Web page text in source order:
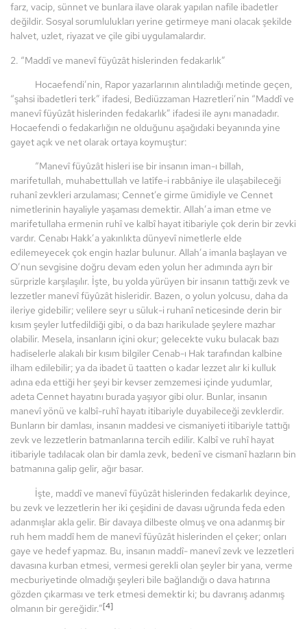
farz, vacip, sünnet ve bunlara ilave olarak yapılan nafile ibadetler
değildir. Sosyal sorumlulukları yerine getirmeye mani olacak şekilde
halvet, uzlet, riyazat ve çile gibi uygulamalardır.
2. “Maddî ve manevî füyûzât hislerinden fedakarlık”
Hocaefendi’nin, Rapor yazarlarının alıntıladığı metinde geçen,
“şahsi ibadetleri terk” ifadesi, Bediüzzaman Hazretleri’nin “Maddî ve
manevî füyûzât hislerinden fedakarlık” ifadesi ile aynı manadadır.
Hocaefendi o fedakarlığın ne olduğunu aşağıdaki beyanında yine
gayet açık ve net olarak ortaya koymuştur:
“Manevî füyûzât hisleri ise bir insanın iman-ı billah,
marifetullah, muhabettullah ve latîfe-i rabbâniye ile ulaşabileceği
ruhanî zevkleri arzulaması; Cennet’e girme ümidiyle ve Cennet
nimetlerinin hayaliyle yaşaması demektir. Allah’a iman etme ve
marifetullaha ermenin ruhî ve kalbî hayat itibariyle çok derin bir zevki
vardır. Cenabı Hakk’a yakınlıkta dünyevî nimetlerle elde
edilemeyecek çok engin hazlar bulunur. Allah’a imanla başlayan ve
O’nun sevgisine doğru devam eden yolun her adımında ayrı bir
sürprizle karşılaşılır. İşte, bu yolda yürüyen bir insanın tattığı zevk ve
lezzetler manevî füyûzât hisleridir. Bazen, o yolun yolcusu, daha da
ileriye gidebilir; velilere seyr u süluk-i ruhanî neticesinde derin bir
kısım şeyler lutfedildiği gibi, o da bazı harikulade şeylere mazhar
olabilir. Mesela, insanların içini okur; gelecekte vuku bulacak bazı
hadiselerle alakalı bir kısım bilgiler Cenab-ı Hak tarafından kalbine
ilham edilebilir; ya da ibadet ü taatten o kadar lezzet alır ki kulluk
adına eda ettiği her şeyi bir kevser zemzemesi içinde yudumlar,
adeta Cennet hayatını burada yaşıyor gibi olur. Bunlar, insanın
manevî yönü ve kalbî-ruhî hayatı itibariyle duyabileceği zevklerdir.
Bunların bir damlası, insanın maddesi ve cismaniyeti itibariyle tattığı
zevk ve lezzetlerin batmanlarına tercih edilir. Kalbî ve ruhî hayat
itibariyle tadılacak olan bir damla zevk, bedenî ve cismanî hazların bin
batmanına galip gelir, ağır basar.
İşte, maddî ve manevî füyûzât hislerinden fedakarlık deyince,
bu zevk ve lezzetlerin her iki çeşidini de davası uğrunda feda eden
adanmışlar akla gelir. Bir davaya dilbeste olmuş ve ona adanmış bir
ruh hem maddî hem de manevî füyûzât hislerinden el çeker; onları
gaye ve hedef yapmaz. Bu, insanın maddî- manevî zevk ve lezzetleri
davasına kurban etmesi, vermesi gerekli olan şeyler bir yana, verme
mecburiyetinde olmadığı şeyleri bile bağlandığı o dava hatırına
gözden çıkarması ve terk etmesi demektir ki; bu davranış adanmış
olmanın bir gereğidir.”[4]